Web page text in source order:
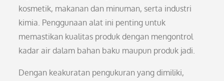
kosmetik, makanan dan minuman, serta industri
kimia. Penggunaan alat ini penting untuk
memastikan kualitas produk dengan mengontrol
kadar air dalam bahan baku maupun produk jadi.
Dengan keakuratan pengukuran yang dimiliki,